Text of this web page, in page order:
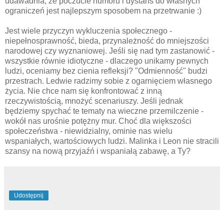
ograniczeń jest najlepszym sposobem na przetrwanie :)
Jest wiele przyczyn wykluczenia społecznego -
niepełnosprawność, bieda, przynależność do mniejszości
narodowej czy wyznaniowej. Jeśli się nad tym zastanowić -
wszystkie równie idiotyczne - dlaczego unikamy pewnych
ludzi, oceniamy bez cienia refleksji? "Odmienność" budzi
przestrach. Ledwie radzimy sobie z ogarnięciem własnego
życia. Nie chce nam się konfrontować z inną
rzeczywistością, mnożyć scenariuszy. Jeśli jednak
będziemy spychać te tematy na wieczne przemilczenie -
wokół nas urośnie potężny mur. Choć dla większości
społeczeństwa - niewidzialny, ominie nas wielu
wspaniałych, wartościowych ludzi. Malinka i Leon nie stracili
szansy na nową przyjaźń i wspaniałą zabawę, a Ty?
Udostępnij